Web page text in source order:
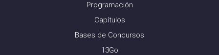
Programación
Capítulos
Bases de Concursos
13Go